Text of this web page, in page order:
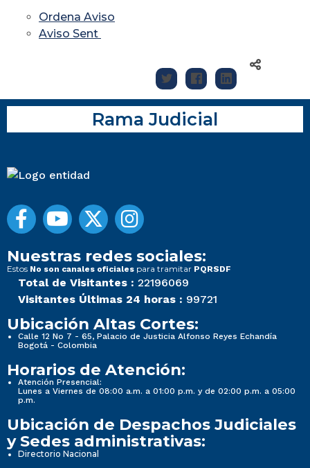
Ordena Aviso
Aviso Sent
Rama Judicial
Nuestras redes sociales:
Estos No son canales oficiales para tramitar PQRSDF
Total de Visitantes : 22196069
Visitantes Últimas 24 horas : 99721
Ubicación Altas Cortes:
Calle 12 No 7 - 65, Palacio de Justicia Alfonso Reyes Echandía
Bogotá - Colombia
Horarios de Atención:
Atención Presencial:
Lunes a Viernes de 08:00 a.m. a 01:00 p.m. y de 02:00 p.m. a 05:00
p.m.
Ubicación de Despachos Judiciales
y Sedes administrativas:
Directorio Nacional